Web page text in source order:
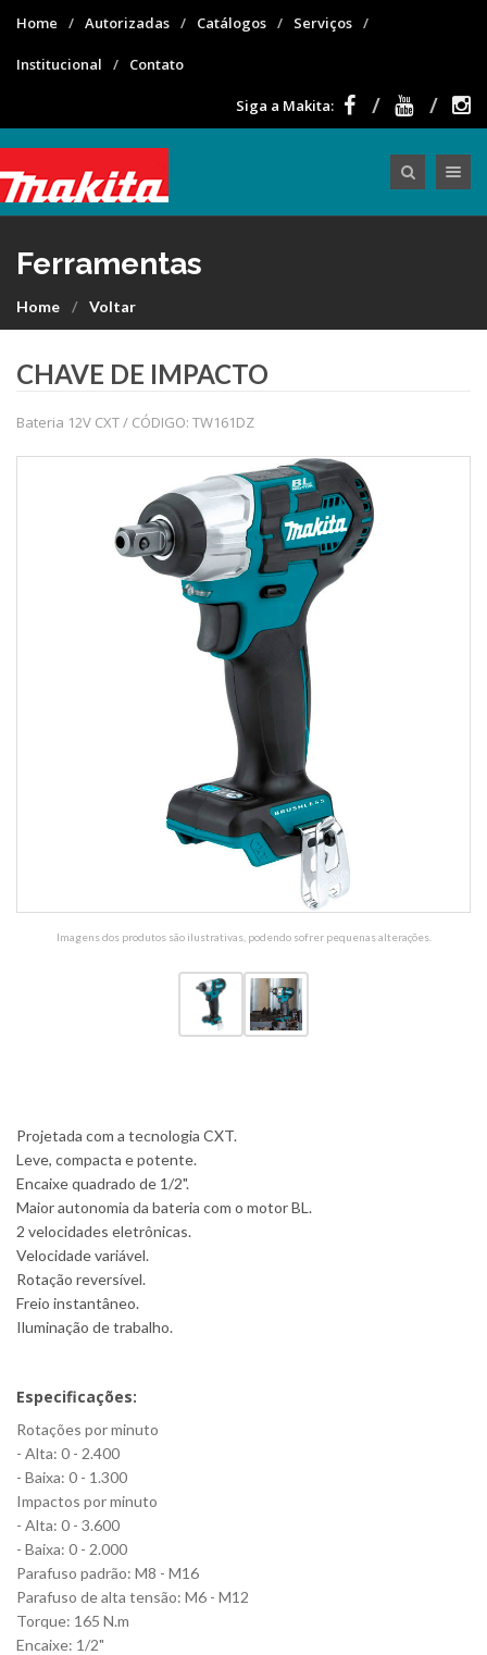
Home Autorizadas Catálogos Serviços
Institucional Contato
Siga a Makita:
Ferramentas
Home Voltar
CHAVE DE IMPACTO
Bateria 12V CXT / CÓDIGO: TW161DZ
Imagens dos produtos são ilustrativas, podendo sofrer pequenas alterações.
Projetada com a tecnologia CXT.
Leve, compacta e potente.
Encaixe quadrado de 1/2".
Maior autonomia da bateria com o motor BL.
2 velocidades eletrônicas.
Velocidade variável.
Rotação reversível.
Freio instantâneo.
Iluminação de trabalho.
Especificações:
Rotações por minuto
- Alta: 0 - 2.400
- Baixa: 0 - 1.300
Impactos por minuto
- Alta: 0 - 3.600
- Baixa: 0 - 2.000
Parafuso padrão: M8 - M16
Parafuso de alta tensão: M6 - M12
Torque: 165 N.m
Encaixe: 1/2"